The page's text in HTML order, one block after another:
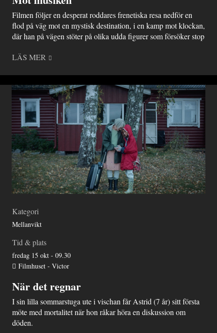
Filmen följer en desperat roddares frenetiska resa nedför en
flod på väg mot en mystisk destination, i en kamp mot klockan,
där han på vägen stöter på olika udda figurer som försöker stop
LÄS MER
Kategori
Mellanvikt
Tid & plats
fredag 15 okt - 09.30
Filmhuset - Victor
När det regnar
I sin lilla sommarstuga ute i vischan får Astrid (7 år) sitt första
möte med mortalitet när hon råkar höra en diskussion om
döden.